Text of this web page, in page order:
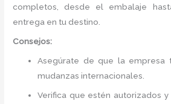
completos, desde el embalaje
entrega en tu destino.
Consejos:
Asegúrate de que la empresa
mudanzas internacionales.
Verifica que estén autorizados